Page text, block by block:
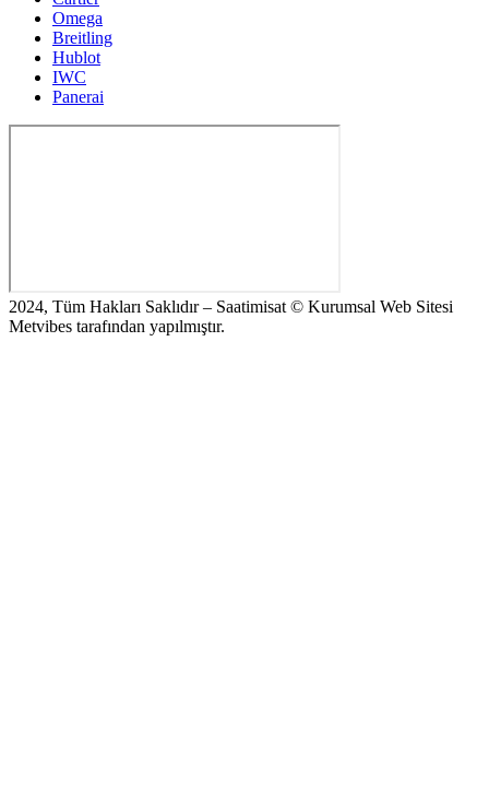
Omega
Breitling
Hublot
IWC
Panerai
2024, Tüm Hakları Saklıdır – Saatimisat © Kurumsal Web Sitesi
Metvibes tarafından yapılmıştır.